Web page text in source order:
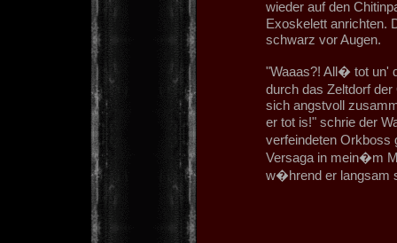
wieder auf den
Exoskelett anrichten.
schwarz vor Augen.
"Waaas?! All� tot un'
durch das Zeltdorf
sich angstvoll
er tot is!" schrie der
verfeindeten
Versaga in mein�m
w�hrend er langsam